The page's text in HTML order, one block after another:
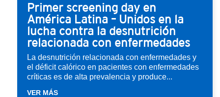
Primer screening day en
América Latina – Unidos en la
lucha contra la desnutrición
relacionada con enfermedades
La desnutrición relacionada con enfermedades y
el déficit calórico en pacientes con enfermedades
críticas es de alta prevalencia y produce...
VER MÁS